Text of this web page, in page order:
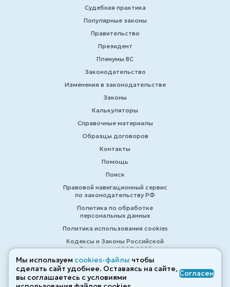
Судебная практика
Популярные законы
Правительство
Президент
Пленумы ВС
Законодательство
Изменения в законодательстве
Законы
Калькуляторы
Справочные материалы
Образцы договоров
Контакты
Помощь
Поиск
Правовой навигационный сервис
по законодательству РФ
Политика по обработке
персональных данных
Политика использования cookies
Кодексы и Законы Российской
Федерации 2007-2026
© ZAKONRF.INFO
Мы используем cookies-файлы чтобы
сделать сайт удобнее. Оставаясь на сайте,
вы соглашаетесь с условиями
Согласен